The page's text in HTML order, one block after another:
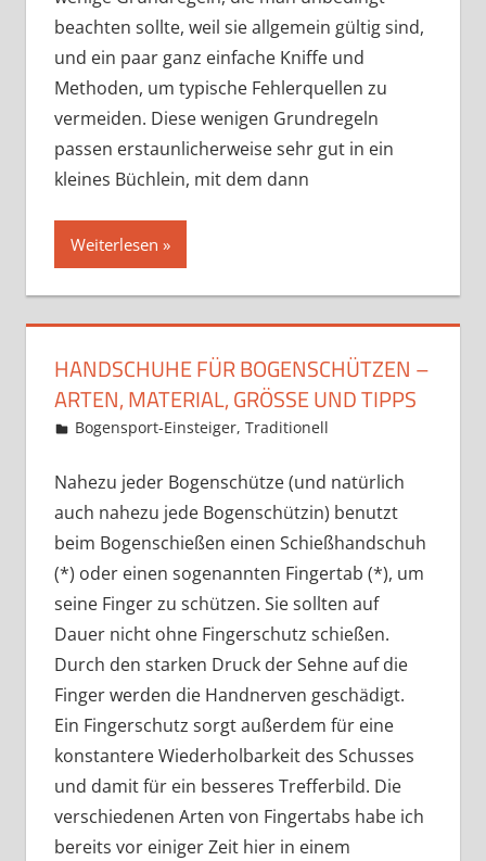
beachten sollte, weil sie allgemein gültig sind,
und ein paar ganz einfache Kniffe und
Methoden, um typische Fehlerquellen zu
vermeiden. Diese wenigen Grundregeln
passen erstaunlicherweise sehr gut in ein
kleines Büchlein, mit dem dann
Weiterlesen
HANDSCHUHE FÜR BOGENSCHÜTZEN –
ARTEN, MATERIAL, GRÖSSE UND TIPPS
10. September 2018
Martina Berg
Bogensport-Einsteiger,Traditionell
Nahezu jeder Bogenschütze (und natürlich
auch nahezu jede Bogenschützin) benutzt
beim Bogenschießen einen Schießhandschuh
(*) oder einen sogenannten Fingertab (*), um
seine Finger zu schützen. Sie sollten auf
Dauer nicht ohne Fingerschutz schießen.
Durch den starken Druck der Sehne auf die
Finger werden die Handnerven geschädigt.
Ein Fingerschutz sorgt außerdem für eine
konstantere Wiederholbarkeit des Schusses
und damit für ein besseres Trefferbild. Die
verschiedenen Arten von Fingertabs habe ich
bereits vor einiger Zeit hier in einem